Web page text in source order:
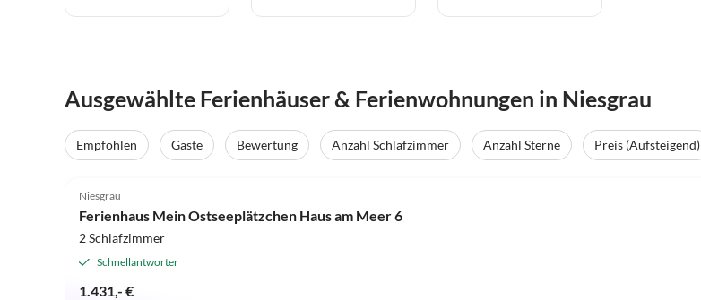
Ausgewählte Ferienhäuser & Ferienwohnungen in Niesgrau
Empfohlen Gäste Bewertung Anzahl Schlafzimmer Anzahl Sterne Preis (Aufsteigend)
Niesgrau
Ferienhaus Mein Ostseeplätzchen Haus am Meer 6
2 Schlafzimmer
Schnellantworter
1.431,- €